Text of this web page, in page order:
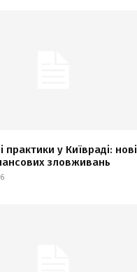
практики у Київраді: нові
зловживань